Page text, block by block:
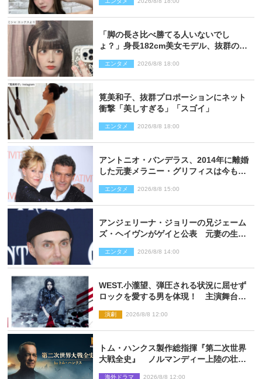
「脚の長さ比べ勝てる人いないでし
ょ？」身長182cm美女モデル、抜群のプ
エンタメ 2026/8/8 18:00
筧美和子、抜群プロポーションにネット
衝撃「美しすぎる」「スゴイ」
エンタメ 2026/8/8 18:00
アントニオ・バンデラス、2014年に離婚
した元妻メラニー・グリフィスは今も
エンタメ 2026/8/8 15:00
アンジェリーナ・ジョリーの兄ジェーム
ズ・ヘイヴンがゲイと公表 元妻の生配
エンタメ 2026/8/8 14:00
WEST.小瀧望、弾圧される状況に屈せず
ロックを愛する男を体現！ 主演舞台
演劇 2026/8/8 12:00
トム・ハンクス製作総指揮『第二次世界
大戦全史』 ノルマンディー上陸の壮絶
海外ドラマ 2026/8/8 12:00